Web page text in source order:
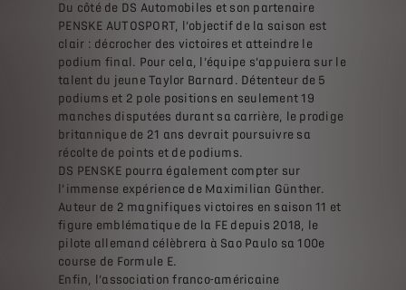
Du côté de DS Automobiles et son partenaire
PENSKE AUTOSPORT, l’objectif de la saison est
clair : décrocher des victoires et atteindre le
podium final. Pour cela, l’équipe s’appuiera sur le
talent du jeune Taylor Barnard. Détenteur de 5
podiums et 2 pole positions en seulement 19
manches disputées durant sa carrière, le prodige
britannique de 21 ans devrait poursuivre sa
récolte de points et de podiums.
DS PENSKE pourra également compter sur
l’immense expérience de Maximilian Günther.
Auteur de 2 magnifiques victoires en saison 11 et
figure emblématique de la FE depuis 2018, le
pilote allemand célèbrera à Sao Paulo sa 100e
course de Formule E.
Enfin, l’association franco-américaine